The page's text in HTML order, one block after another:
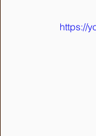
https://